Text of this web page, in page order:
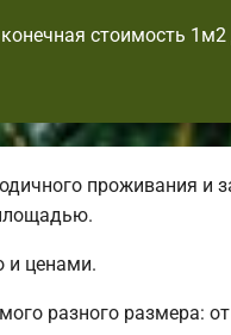
стоимость
проживания и
и ценами.
разного размера: